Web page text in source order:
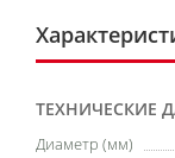
ТЕХНИЧЕСКИЕ
Диаметр (мм)